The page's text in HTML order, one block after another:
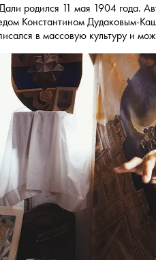
родился 11 мая 1904 года.
Константином Дудаковым-
в массовую культуру и